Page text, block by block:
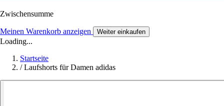
Zwischensumme
Meinen Warenkorb anzeigen Weiter einkaufen
Loading...
Startseite
/ Laufshorts für Damen adidas